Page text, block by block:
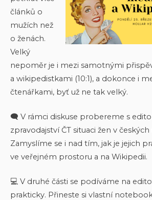
článků o
mužích než
o ženách.
Velký
nepoměr je i mezi samotnými
a wikipedistkami (10:1), a dokonce i
čtenářkami, byť už ne tak velký.
🗨️ V rámci diskuse probereme s
zpravodajství ČT situaci žen v
Zamyslíme se i nad tím, jak je jejich
ve veřejném prostoru a na Wikipedii.
💻 V druhé části se podíváme na
prakticky. Přineste si vlastní